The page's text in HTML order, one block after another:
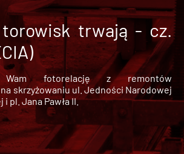
torowisk trwają - cz.
Wam fotorelację z remontów
skrzyżowaniu ul. Jedności Narodowej
pl. Jana Pawła II.